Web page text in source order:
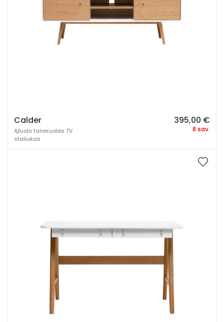
Calder
Ąžuolo faneruotės TV
staliukas
395,00 €
8 sav.